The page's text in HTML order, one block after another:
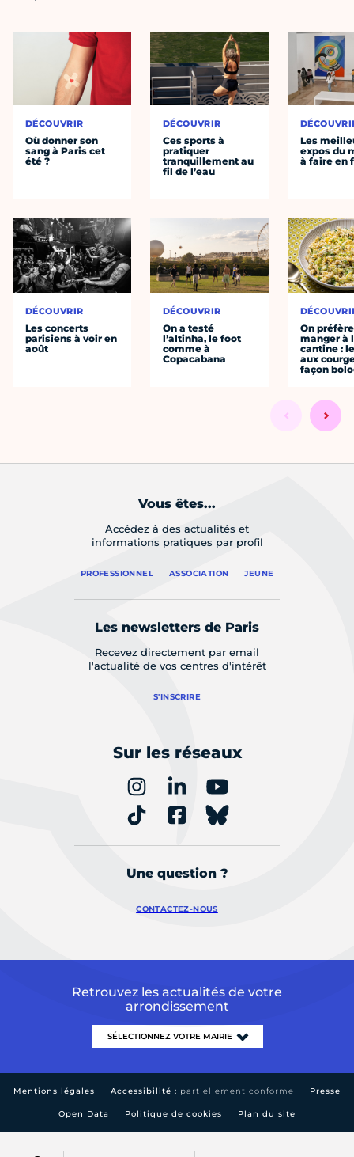
DÉCOUVRIR
Où donner son
sang à Paris cet
été ?
DÉCOUVRIR
Les concerts
parisiens à voir en
août
DÉCOUVRIR
Ces sports à
pratiquer
tranquillement au
fil de l’eau
DÉCOUVRIR
On a testé
l’altinha, le foot
comme à
Copacabana
Les
expos du
à faire en
On préfère
manger à
cantine :
aux
façon
Vous êtes...
Accédez à des actualités et
informations pratiques par profil
PROFESSIONNEL ASSOCIATION JEUNE
Les newsletters de Paris
Recevez directement par email
l'actualité de vos centres d'intérêt
S'INSCRIRE
Sur les réseaux
Une question ?
CONTACTEZ-NOUS
Retrouvez les actualités de votre
arrondissement
Mentions légales Accessibilité : partiellement conforme Presse
Open Data Politique de cookies Plan du site